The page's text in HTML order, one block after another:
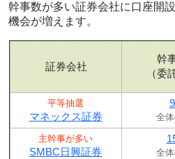
幹事数が多い証券会社に口座開
機会が増えます。
証券会社
幹
（委
平等抽選
マネックス証券 全
主幹事が多い
SMBC日興証券 全